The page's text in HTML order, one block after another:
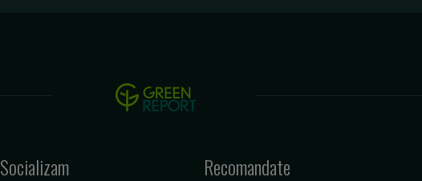
Socializam Recomandate